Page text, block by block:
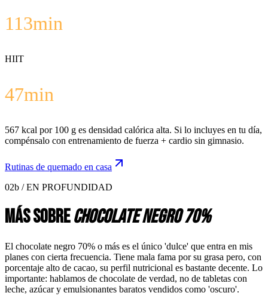
113min
HIIT
47min
567 kcal por 100 g es densidad calórica alta. Si lo incluyes en tu día,
compénsalo con entrenamiento de fuerza + cardio sin gimnasio.
Rutinas de quemado en casa
02b / EN PROFUNDIDAD
Más sobrechocolate negro 70%
El chocolate negro 70% o más es el único 'dulce' que entra en mis
planes con cierta frecuencia. Tiene mala fama por su grasa pero, con
porcentaje alto de cacao, su perfil nutricional es bastante decente. Lo
importante: hablamos de chocolate de verdad, no de tabletas con
leche, azúcar y emulsionantes baratos vendidos como 'oscuro'.